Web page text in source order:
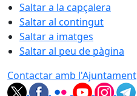
Saltar a la capçalera
Saltar al contingut
Saltar a imatges
Saltar al peu de pàgina
Contactar amb l'Ajuntament